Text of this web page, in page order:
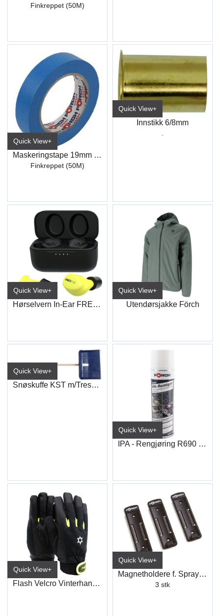
Finkreppet (50M)
Quick View+
Maskeringstape 19mm 50M Blå
Finkreppet (50M)
Quick View+
Innstikk 6/8mm
.
Quick View+
Hørselvern In-Ear FREE Aware aktiv
Quick View+
Utendørsjakke Förch
Quick View+
Snøskuffe KST m/Treskaft B:500 mm
Quick View+
IPA - Rengjøring R690 500ML
Quick View+
Flash Velcro Vinterhanske
Quick View+
Magnetholdere f. Spraybokser
3 stk